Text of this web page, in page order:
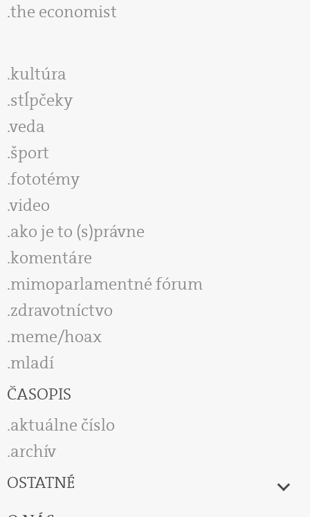
the economist
kultúra
stĺpčeky
veda
šport
fototémy
video
ako je to (s)právne
komentáre
mimoparlamentné fórum
zdravotníctvo
meme/hoax
mladí
ČASOPIS
aktuálne číslo
archív
OSTATNÉ